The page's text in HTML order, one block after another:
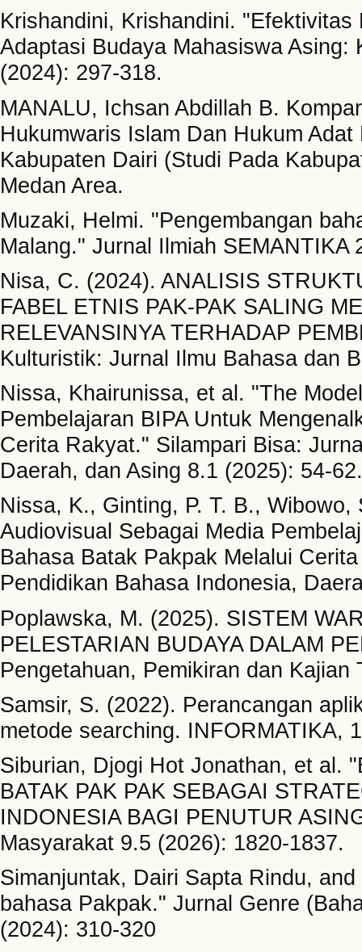
Krishandini, Krishandini.
Adaptasi Budaya Mahasiswa Asing:
(2024): 297-318.
MANALU, Ichsan Abdillah B.
Hukumwaris Islam Dan Hukum
Kabupaten Dairi (Studi Pada
Medan Area.
Muzaki, Helmi. "Pengembangan
Malang." Jurnal Ilmiah SEMANTIKA
Nisa, C. (2024). ANALISIS
FABEL ETNIS PAK-PAK SALING
RELEVANSINYA TERHADAP
Kulturistik: Jurnal Ilmu Bahasa dan
Nissa, Khairunissa, et al. "The
Pembelajaran BIPA Untuk
Cerita Rakyat." Silampari Bisa:
Daerah, dan Asing 8.1 (2025): 54-62.
Nissa, K., Ginting, P. T. B.,
Audiovisual Sebagai Media
Bahasa Batak Pakpak Melalui
Pendidikan Bahasa Indonesia,
Poplawska, M. (2025). SISTEM
PELESTARIAN BUDAYA DALAM
Pengetahuan, Pemikiran dan
Samsir, S. (2022). Perancangan
metode searching. INFORMATIKA,
Siburian, Djogi Hot Jonathan, et al.
BATAK PAK PAK SEBAGAI
INDONESIA BAGI PENUTUR
Masyarakat 9.5 (2026): 1820-1837.
Simanjuntak, Dairi Sapta Rindu,
bahasa Pakpak." Jurnal Genre
(2024): 310-320